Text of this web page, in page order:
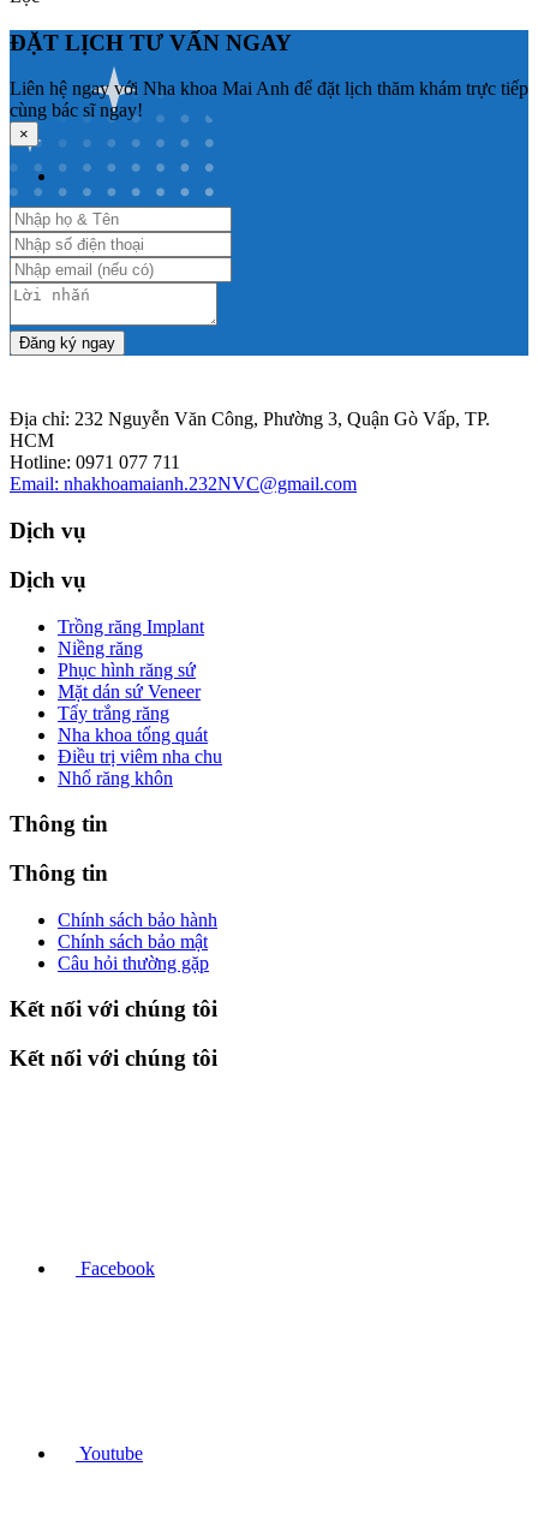
ĐẶT LỊCH TƯ VẤN NGAY
Liên hệ ngay với Nha khoa Mai Anh để đặt lịch thăm khám trực tiếp
cùng bác sĩ ngay!
×
Đăng ký ngay
Địa chỉ: 232 Nguyễn Văn Công, Phường 3, Quận Gò Vấp, TP.
HCM
Hotline: 0971 077 711
Email: nhakhoamaianh.232NVC@gmail.com
Dịch vụ
Dịch vụ
Trồng răng Implant
Niềng răng
Phục hình răng sứ
Mặt dán sứ Veneer
Tẩy trắng răng
Nha khoa tổng quát
Điều trị viêm nha chu
Nhổ răng khôn
Thông tin
Thông tin
Chính sách bảo hành
Chính sách bảo mật
Câu hỏi thường gặp
Kết nối với chúng tôi
Kết nối với chúng tôi
Facebook
Youtube